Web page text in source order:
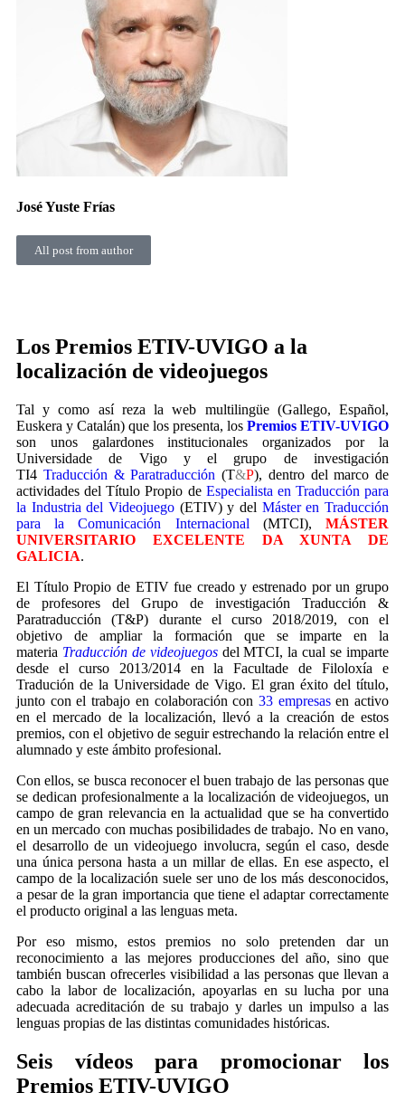
José Yuste Frías
All post from author
Los Premios ETIV-UVIGO a la
localización de videojuegos
Tal y como así reza la web multilingüe (Gallego, Español,
Euskera y Catalán) que los presenta, los Premios ETIV-UVIGO
son unos galardones institucionales organizados por la
Universidade de Vigo y el grupo de investigación
TI4 Traducción & Paratraducción (T&P), dentro del marco de
actividades del Título Propio de Especialista en Traducción para
la Industria del Videojuego (ETIV) y del Máster en Traducción
para la Comunicación Internacional (MTCI),MÁSTER
UNIVERSITARIO EXCELENTE DA XUNTA DE
GALICIA.
El Título Propio de ETIV fue creado y estrenado por un grupo
de profesores del Grupo de investigación Traducción &
Paratraducción (T&P) durante el curso 2018/2019, con el
objetivo de ampliar la formación que se imparte en la
materia Traducción de videojuegosdel MTCI, la cual se imparte
desde el curso 2013/2014 en la Facultade de Filoloxía e
Tradución de la Universidade de Vigo. El gran éxito del título,
junto con el trabajo en colaboración con 33 empresasen activo
en el mercado de la localización, llevó a la creación de estos
premios, con el objetivo de seguir estrechando la relación entre el
alumnado y este ámbito profesional.
Con ellos, se busca reconocer el buen trabajo de las personas que
se dedican profesionalmente a la localización de videojuegos, un
campo de gran relevancia en la actualidad que se ha convertido
en un mercado con muchas posibilidades de trabajo. No en vano,
el desarrollo de un videojuego involucra, según el caso, desde
una única persona hasta a un millar de ellas. En ese aspecto, el
campo de la localización suele ser uno de los más desconocidos,
a pesar de la gran importancia que tiene el adaptar correctamente
el producto original a las lenguas meta.
Por eso mismo, estos premios no solo pretenden dar un
reconocimiento a las mejores producciones del año, sino que
también buscan ofrecerles visibilidad a las personas que llevan a
cabo la labor de localización, apoyarlas en su lucha por una
adecuada acreditación de su trabajo y darles un impulso a las
lenguas propias de las distintas comunidades históricas.
Seis vídeos para promocionar los
Premios ETIV-UVIGO